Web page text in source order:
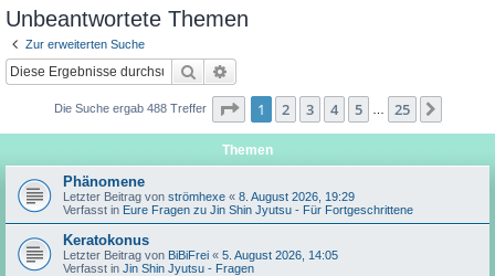
Unbeantwortete Themen
Zur erweiterten Suche
Suche
Die Suche ergab 488 Treffer Seite 1von 25
1 2 3 4 5 25
Themen
Phänomene
Letzter Beitrag von strömhexe « 8. August 2026, 19:29
Verfasst in Eure Fragen zu Jin Shin Jyutsu - Für Fortgeschrittene
Keratokonus
Letzter Beitrag von BiBiFrei « 5. August 2026, 14:05
Verfasst in Jin Shin Jyutsu - Fragen